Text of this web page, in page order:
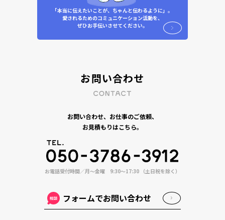
「本当に伝えたいことが、ちゃんと伝わるように」。
愛されるためのコミュニケーション活動を、
ぜひお手伝いさせてください。
お問い合わせ
お問い合わせ、お仕事のご依頼、
お見積もりはこちら。
お電話受付時間／月〜金曜 9:30〜17:30 （土日祝を除く）
フォームでお問い合わせ